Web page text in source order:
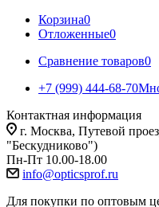
Корзина0
Отложенные0
Сравнение товаров0
+7 (999) 444-68-70
Контактная информация
г. Москва, Путевой
"Бескудниково")
Пн-Пт 10.00-18.00
info@opticsprof.ru
Для покупки по оптовым